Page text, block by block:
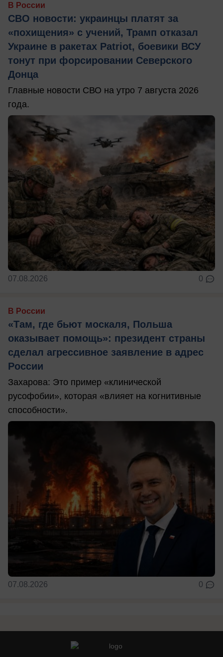
В России
СВО новости: украинцы платят за
«похищения» с учений, Трамп отказал
Украине в ракетах Patriot, боевики ВСУ
тонут при форсировании Северского
Донца
Главные новости СВО на утро 7 августа 2026
года.
07.08.2026 0
В России
«Там, где бьют москаля, Польша
оказывает помощь»: президент страны
сделал агрессивное заявление в адрес
России
Захарова: Это пример «клинической
русофобии», которая «влияет на когнитивные
способности».
07.08.2026 0